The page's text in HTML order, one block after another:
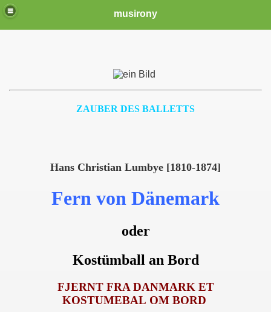
musirony
ZAUBER DES BALLETTS
Hans Christian Lumbye [1810-1874]
Fern von Dänemark
oder
Kostümball an Bord
FJERNT FRA DANMARK ET
KOSTUMEBAL OM BORD